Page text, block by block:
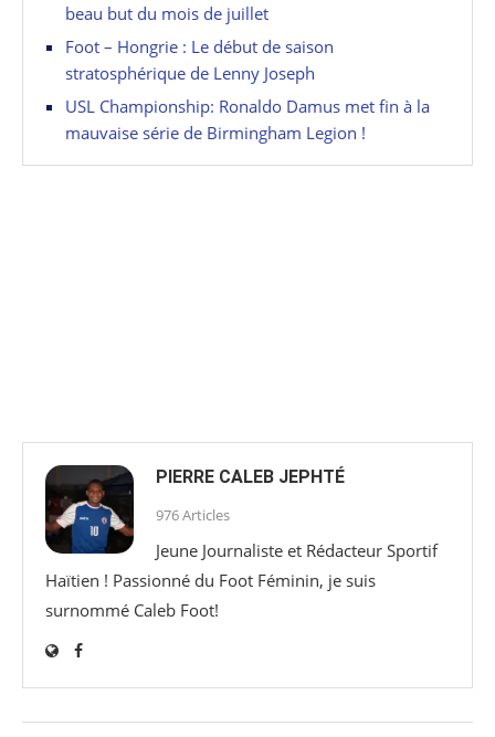
beau but du mois de juillet
Foot – Hongrie : Le début de saison
stratosphérique de Lenny Joseph
USL Championship: Ronaldo Damus met fin à la
mauvaise série de Birmingham Legion !
PIERRE CALEB JEPHTÉ
976 Articles
Jeune Journaliste et Rédacteur Sportif
Haïtien ! Passionné du Foot Féminin, je suis
surnommé Caleb Foot!